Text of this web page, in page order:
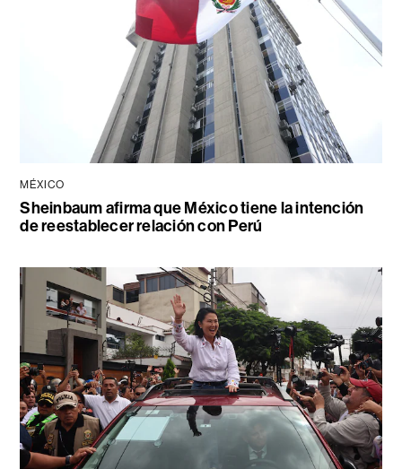
MÉXICO
Sheinbaum afirma que México tiene la intención
de reestablecer relación con Perú